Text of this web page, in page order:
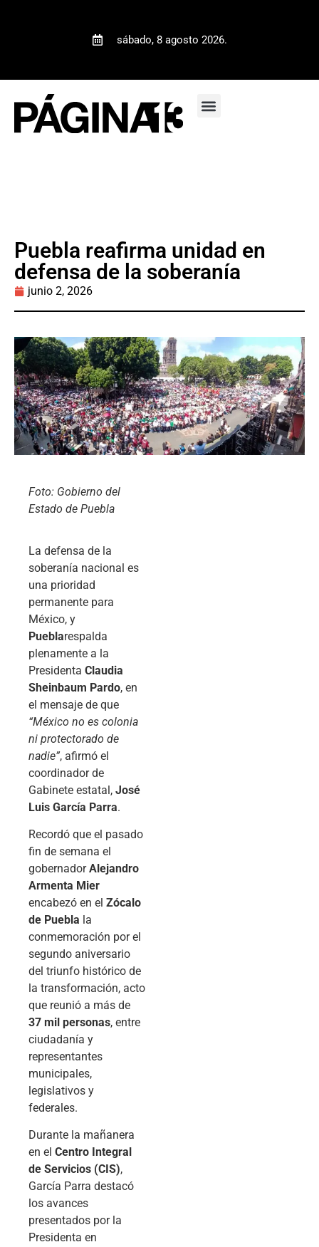
sábado, 8 agosto 2026.
Puebla reafirma unidad en
defensa de la soberanía
junio 2, 2026
Foto: Gobierno del
Estado de Puebla
La defensa de la
soberanía nacional es
una prioridad
permanente para
México, y
Pueblarespalda
plenamente a la
Presidenta Claudia
Sheinbaum Pardo, en
el mensaje de que
“México no es colonia
ni protectorado de
nadie”, afirmó el
coordinador de
Gabinete estatal, José
Luis García Parra.
Recordó que el pasado
fin de semana el
gobernadorAlejandro
Armenta Mier
encabezó en el Zócalo
de Puebla la
conmemoración por el
segundo aniversario
del triunfo histórico de
la transformación, acto
que reunió a más de
37 mil personas, entre
ciudadanía y
representantes
municipales,
legislativos y
federales.
Durante la mañanera
en el Centro Integral
de Servicios (CIS),
García Parra destacó
los avances
presentados por la
Presidenta en